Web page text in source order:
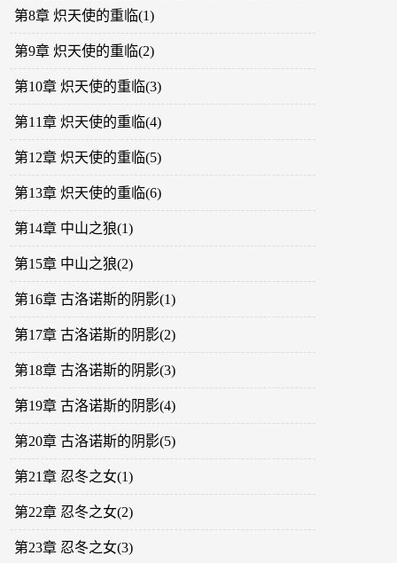
第8章 炽天使的重临(1)
第9章 炽天使的重临(2)
第10章 炽天使的重临(3)
第11章 炽天使的重临(4)
第12章 炽天使的重临(5)
第13章 炽天使的重临(6)
第14章 中山之狼(1)
第15章 中山之狼(2)
第16章 古洛诺斯的阴影(1)
第17章 古洛诺斯的阴影(2)
第18章 古洛诺斯的阴影(3)
第19章 古洛诺斯的阴影(4)
第20章 古洛诺斯的阴影(5)
第21章 忍冬之女(1)
第22章 忍冬之女(2)
第23章 忍冬之女(3)